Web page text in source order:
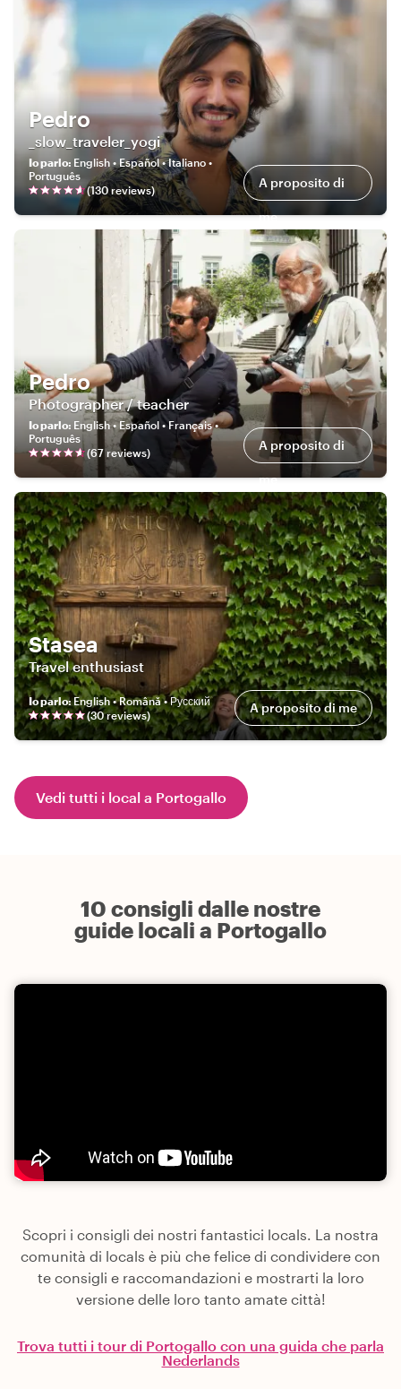
Pedro
_slow_traveler_yogi
Io parlo: English • Español • Italiano •
Português
(130reviews) A proposito di
me
Pedro
Photographer / teacher
Io parlo: English • Español • Français •
Português
(67reviews) A proposito di
me
Stasea
Travel enthusiast
Io parlo:English • Română • Русский
(30reviews) A proposito di me
Vedi tutti i local a Portogallo
10 consigli dalle nostre
guide locali a Portogallo
Scopri i consigli dei nostri fantastici locals. La nostra
comunità di locals è più che felice di condividere con
te consigli e raccomandazioni e mostrarti la loro
versione delle loro tanto amate città!
Trova tutti i tour di Portogallo con una guida che parla
Nederlands